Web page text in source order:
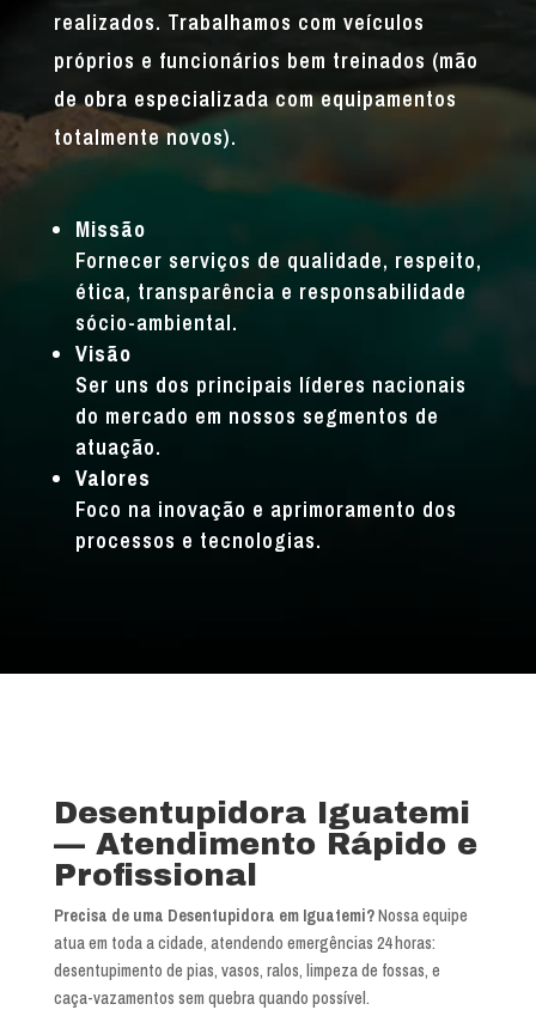
realizados. Trabalhamos com veículos
próprios e funcionários bem treinados (mão
de obra especializada com equipamentos
totalmente novos).
Missão
Fornecer serviços de qualidade, respeito,
ética, transparência e responsabilidade
sócio-ambiental.
Visão
Ser uns dos principais líderes nacionais
do mercado em nossos segmentos de
atuação.
Valores
Foco na inovação e aprimoramento dos
processos e tecnologias.
Desentupidora Iguatemi
— Atendimento Rápido e
Profissional
Precisa de uma Desentupidora em Iguatemi?Nossa equipe
atua em toda a cidade, atendendo emergências 24 horas:
desentupimento de pias, vasos, ralos, limpeza de fossas, e
caça-vazamentos sem quebra quando possível.